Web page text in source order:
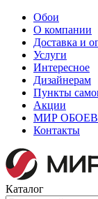
Обои
О компании
Доставка и
Услуги
Интересное
Дизайнерам
Пункты
Акции
МИР
Контакты
Каталог